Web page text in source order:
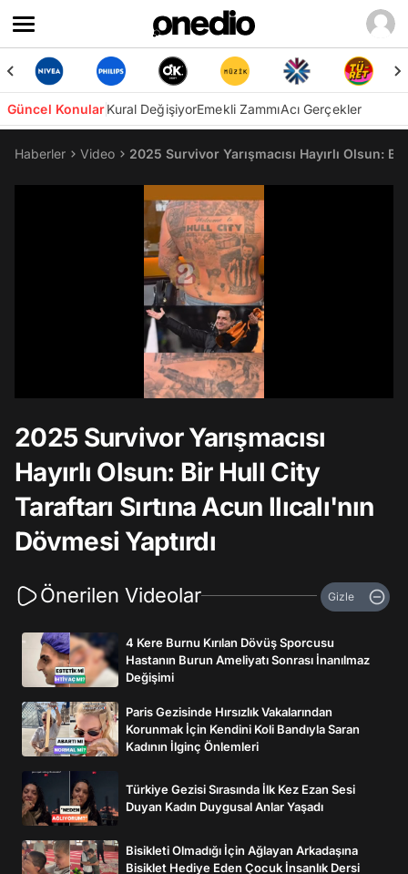
Güncel KonularKural DeğişiyorEmekli ZammıAcı Gerçekler
Haberler Video 2025 Survivor Yarışmacısı Hayırlı Olsun:
2025 Survivor Yarışmacısı
Hayırlı Olsun: Bir Hull City
Taraftarı Sırtına Acun Ilıcalı'nın
Dövmesi Yaptırdı
Önerilen Videolar Gizle
4 Kere Burnu Kırılan Dövüş Sporcusu
Hastanın Burun Ameliyatı Sonrası İnanılmaz
Değişimi
Paris Gezisinde Hırsızlık Vakalarından
Korunmak İçin Kendini Koli Bandıyla Saran
Kadının İlginç Önlemleri
Türkiye Gezisi Sırasında İlk Kez Ezan Sesi
Duyan Kadın Duygusal Anlar Yaşadı
Bisikleti Olmadığı İçin Ağlayan Arkadaşına
Bisiklet Hediye Eden Çocuk İnsanlık Dersi